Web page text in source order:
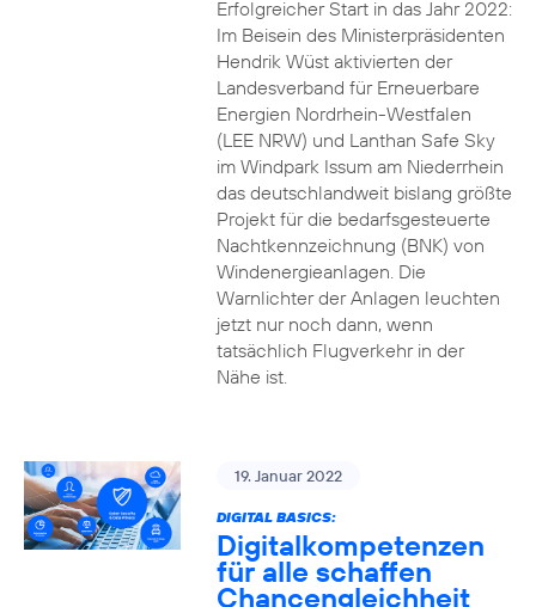
Erfolgreicher Start in das Jahr 2022:
Im Beisein des Ministerpräsidenten
Hendrik Wüst aktivierten der
Landesverband für Erneuerbare
Energien Nordrhein-Westfalen
(LEE NRW) und Lanthan Safe Sky
im Windpark Issum am Niederrhein
das deutschlandweit bislang größte
Projekt für die bedarfsgesteuerte
Nachtkennzeichnung (BNK) von
Windenergieanlagen. Die
Warnlichter der Anlagen leuchten
jetzt nur noch dann, wenn
tatsächlich Flugverkehr in der
Nähe ist.
19. Januar 2022
DIGITAL BASICS:
Digitalkompetenzen
für alle schaffen
Chancengleichheit